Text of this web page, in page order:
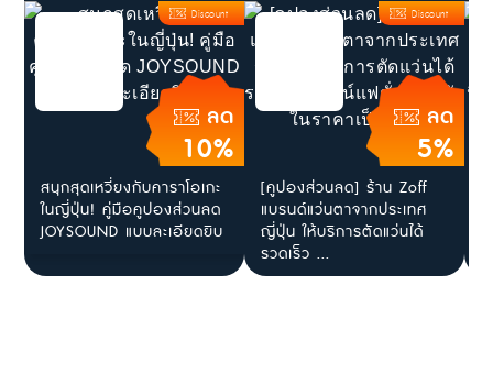
ลด
10%
Discount
สนุกสุดเหวี่ยงกับคาราโอเกะ
ในญี่ปุ่น! คู่มือคูปองส่วนลด
JOYSOUND แบบละเอียดยิบ
ลด
5%
Discount
[คูปองส่วนลด] ร้าน Zoff
แบรนด์แว่นตาจากประเทศ
ญี่ปุ่น ให้บริการตัดแว่นได้
รวดเร็ว ...